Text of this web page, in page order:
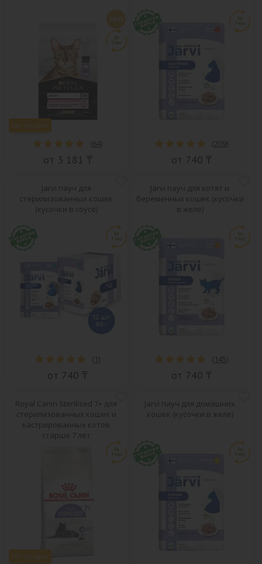
Хит продаж
(64)
от 3 181 ₸
(209)
от 740 ₸
Jarvi пауч для
стерилизованных кошек
(кусочки в соусе)
( 1)
от 740 ₸
Jarvi пауч для котят и
беременных кошек (кусочки
в желе)
( 145)
от 740 ₸
Royal Canin Sterilised 7+ для
стерилизованных кошек и
кастрированных котов
старше 7 лет
Хит продаж
Jarvi пауч для домашних
кошек (кусочки в желе)